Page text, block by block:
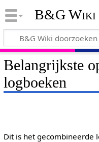
B&G Wiki
Belangrijkste
logboeken
Dit is het gecombineerde